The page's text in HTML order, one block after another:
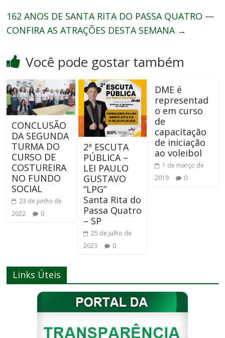
162 ANOS DE SANTA RITA DO PASSA QUATRO —
CONFIRA AS ATRAÇÕES DESTA SEMANA →
Você pode gostar também
CONCLUSÃO
DA SEGUNDA
TURMA DO
CURSO DE
COSTUREIRA
NO FUNDO
SOCIAL
23 de junho de
2022
0
2ª ESCUTA
PÚBLICA –
LEI PAULO
GUSTAVO
“LPG”
Santa Rita do
Passa Quatro
– SP
25 de julho de
2023
0
DME é
representad
o em curso
de
capacitação
de iniciação
ao voleibol
1 de março de
2019
0
Links Úteis